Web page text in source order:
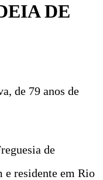
DE
de 79 anos de
de
e residente em Rio